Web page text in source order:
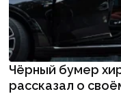
Чёрный бумер
рассказал о